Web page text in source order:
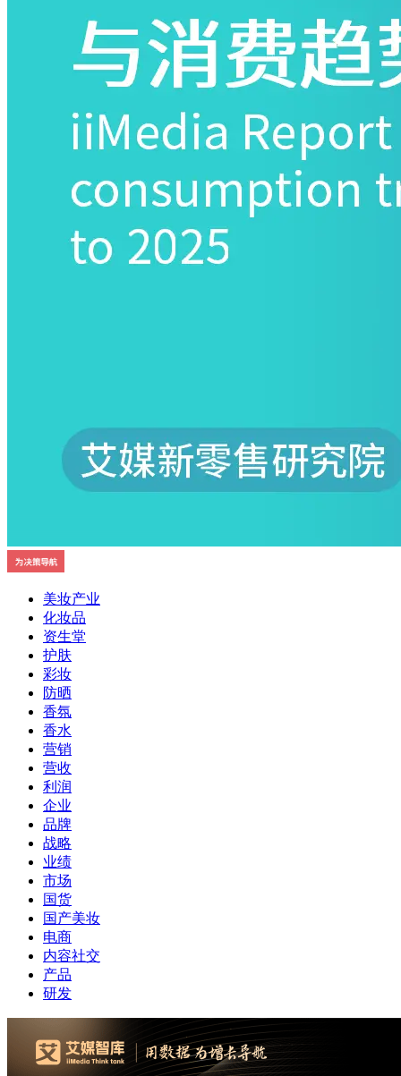
美妆产业
化妆品
资生堂
护肤
彩妆
防晒
香氛
香水
营销
营收
利润
企业
品牌
战略
业绩
市场
国货
国产美妆
电商
内容社交
产品
研发